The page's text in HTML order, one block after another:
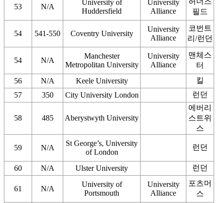
53 N/A
University of
Huddersfield
University
Alliance
필드
54 541-550 Coventry University
University
Alliance
코번트
리/런던
54 N/A
Manchester
Metropolitan University
University
Alliance
맨체스
터
56
N/A Keele University
킬
57
350 City University London 런던
58 485 Aberystwyth University
에버리
스트위
스
59 N/A
St George’s, University
of London
런던
60 N/A Ulster University 런던
61 N/A
University of
Portsmouth
University
Alliance
포츠머
스